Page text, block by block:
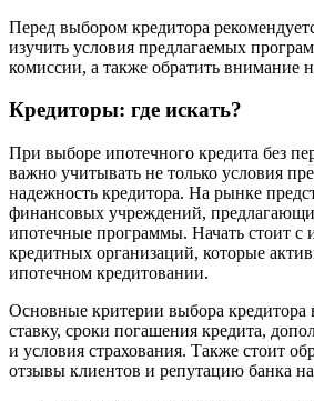
Перед выбором кредитора
изучить условия предлагаемых
комиссии, а также обратить внимание
Кредиторы: где искать?
При выборе ипотечного кредита без
важно учитывать не только условия
надежность кредитора. На рынке
финансовых учреждений,
ипотечные программы. Начать стоит с
кредитных организаций, которые
ипотечном кредитовании.
Основные критерии выбора
ставку, сроки погашения кредита,
и условия страхования. Также стоит
отзывы клиентов и репутацию банка